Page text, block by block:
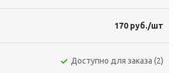
170 руб./шт
Доступно для заказа (2)